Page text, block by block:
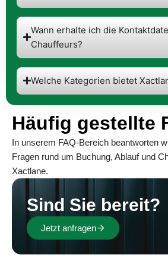
Wann erhalte ich die
Chauffeurs?
Welche Kategorien bietet
Häufig gestellte
In unserem FAQ-Bereich beantworten
Fragen rund um Buchung, Ablauf und
Xactlane.
Sind Sie bereit?
Jetzt anfragen